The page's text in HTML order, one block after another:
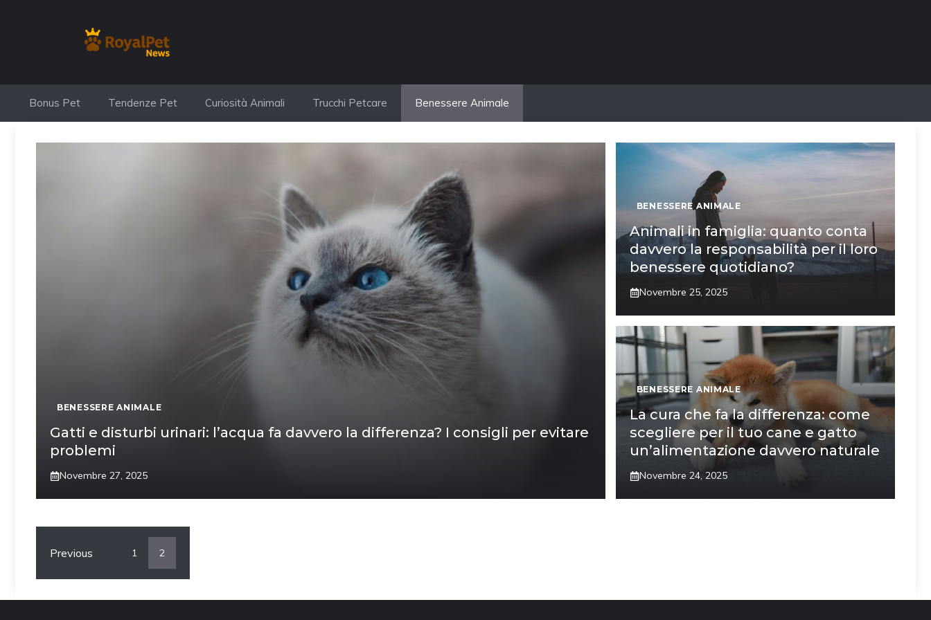
Bonus Pet Tendenze Pet Curiosità Animali Trucchi Petcare Benessere Animale
BENESSERE ANIMALE
Gatti e disturbi urinari: l’acqua fa davvero la differenza? I consigli per evitare
problemi
Novembre 27, 2025
BENESSERE ANIMALE
Animali in famiglia: quanto conta
davvero la responsabilità per il loro
benessere quotidiano?
Novembre 25, 2025
BENESSERE ANIMALE
La cura che fa la differenza: come
scegliere per il tuo cane e gatto
un’alimentazione davvero naturale
Novembre 24, 2025
Previous 1 2